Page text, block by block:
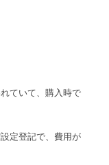
ていて、購入時で
定登記で、費用が